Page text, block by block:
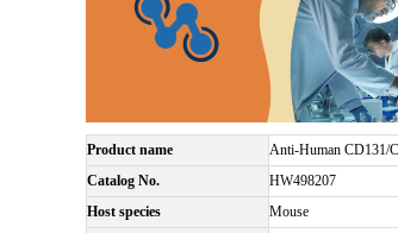
Product name
Anti-Human CD131/
Catalog No.
HW498207
Host species
Mouse